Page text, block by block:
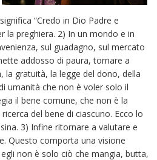
“Credo in Dio Padre e
la preghiera. 2) In un mondo e in
sul guadagno, sul mercato
addosso di paura, tornare a
la gratuità, la legge del dono, della
umanità che non è voler solo il
il bene comune, che non è la
del bene di ciascuno. Ecco lo
3) Infine ritornare a valutare e
Questo comporta una visione
non è solo ciò che mangia, butta,